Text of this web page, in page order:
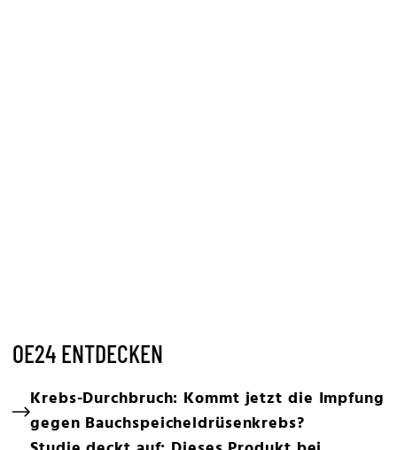
OE24 ENTDECKEN
Krebs-Durchbruch: Kommt jetzt die Impfung
gegen Bauchspeicheldrüsenkrebs?